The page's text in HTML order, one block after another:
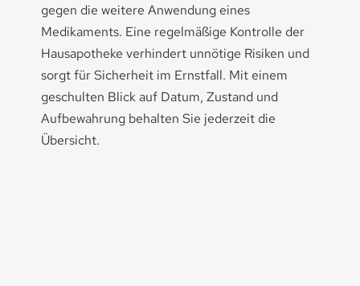
gegen die weitere Anwendung eines
Medikaments. Eine regelmäßige Kontrolle der
Hausapotheke verhindert unnötige Risiken und
sorgt für Sicherheit im Ernstfall. Mit einem
geschulten Blick auf Datum, Zustand und
Aufbewahrung behalten Sie jederzeit die
Übersicht.